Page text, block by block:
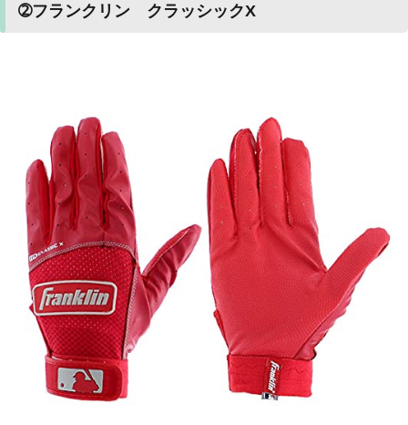
➁フランクリン クラッシックX